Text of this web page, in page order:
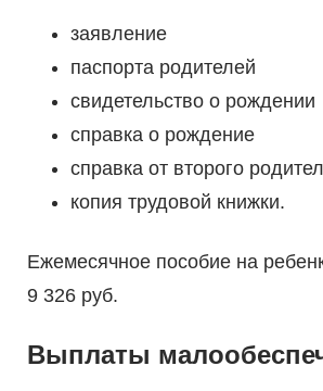
заявление
паспорта родителей
свидетельство о рождении
справка о рождение
справка от второго
копия трудовой книжки.
Ежемесячное пособие на
9 326 руб.
Выплаты